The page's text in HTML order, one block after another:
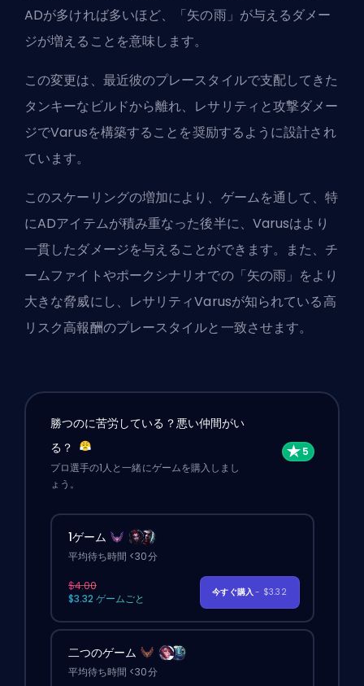
ADが多ければ多いほど、「矢の雨」が与えるダメー
ジが増えることを意味します。
この変更は、最近彼のプレースタイルで支配してきた
タンキーなビルドから離れ、レサリティと攻撃ダメー
ジでVarusを構築することを奨励するように設計され
ています。
このスケーリングの増加により、ゲームを通して、特
にADアイテムが積み重なった後半に、Varusはより
一貫したダメージを与えることができます。また、チ
ームファイトやポークシナリオでの「矢の雨」をより
大きな脅威にし、レサリティVarusが知られている高
リスク高報酬のプレースタイルと一致させます。
勝つのに苦労している？悪い仲間がい
る？
プロ選手の1人と一緒にゲームを購入しまし
ょう。
1ゲーム
平均待ち時間 <30分
$4.00
$3.32 ゲームごと
今すぐ購入- $3.32
二つのゲーム
平均待ち時間 <30分